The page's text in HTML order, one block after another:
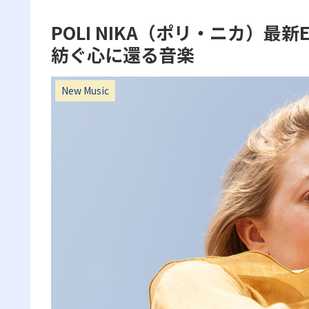
POLI NIKA（ポリ・ニカ）最
紡ぐ心に還る音楽
New Music